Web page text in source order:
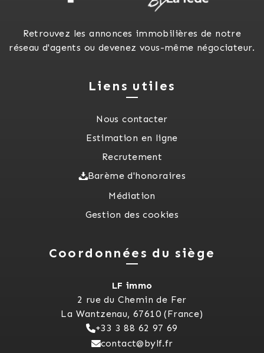
Retrouvez les annonces immobilières de notre
réseau d'agents ou devenez vous-même négociateur.
Liens utiles
Nous contacter
Estimation en ligne
Recrutement
Barème d'honoraires
Médiation
Gestion des cookies
Coordonnées du siège
LF immo
2 rue du Chemin de Fer
La Wantzenau, 67610 (France)
+33 3 88 62 97 69
contact@bylf.fr